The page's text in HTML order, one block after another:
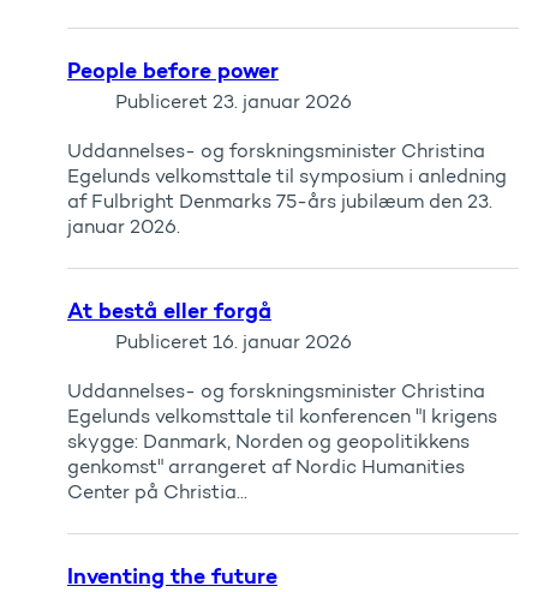
People before power
Publiceret 23. januar 2026
Uddannelses- og forskningsminister Christina
Egelunds velkomsttale til symposium i anledning
af Fulbright Denmarks 75-års jubilæum den 23.
januar 2026.
At bestå eller forgå
Publiceret 16. januar 2026
Uddannelses- og forskningsminister Christina
Egelunds velkomsttale til konferencen "I krigens
skygge: Danmark, Norden og geopolitikkens
genkomst" arrangeret af Nordic Humanities
Center på Christia...
Inventing the future